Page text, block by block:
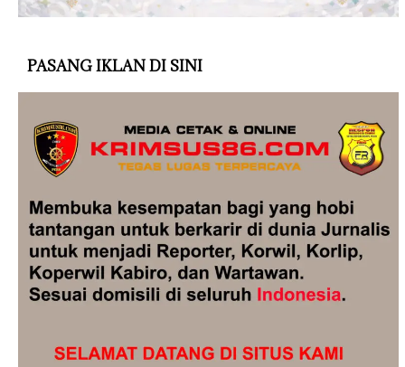
PASANG IKLAN DI SINI